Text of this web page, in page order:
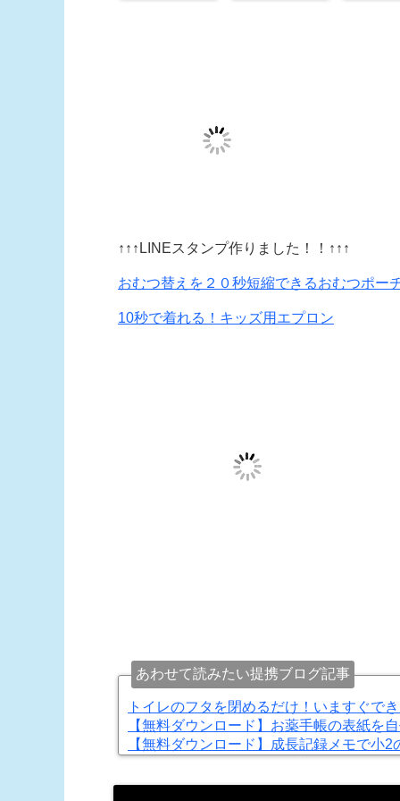
↑↑↑LINEスタンプ作りました！！↑↑↑
おむつ替えを２０秒短縮できるおむつポー
10秒で着れる！キッズ用エプロン
あわせて読みたい提携ブログ記事
トイレのフタを閉めるだけ！いますぐで
【無料ダウンロード】お薬手帳の表紙を
【無料ダウンロード】成長記録メモで小